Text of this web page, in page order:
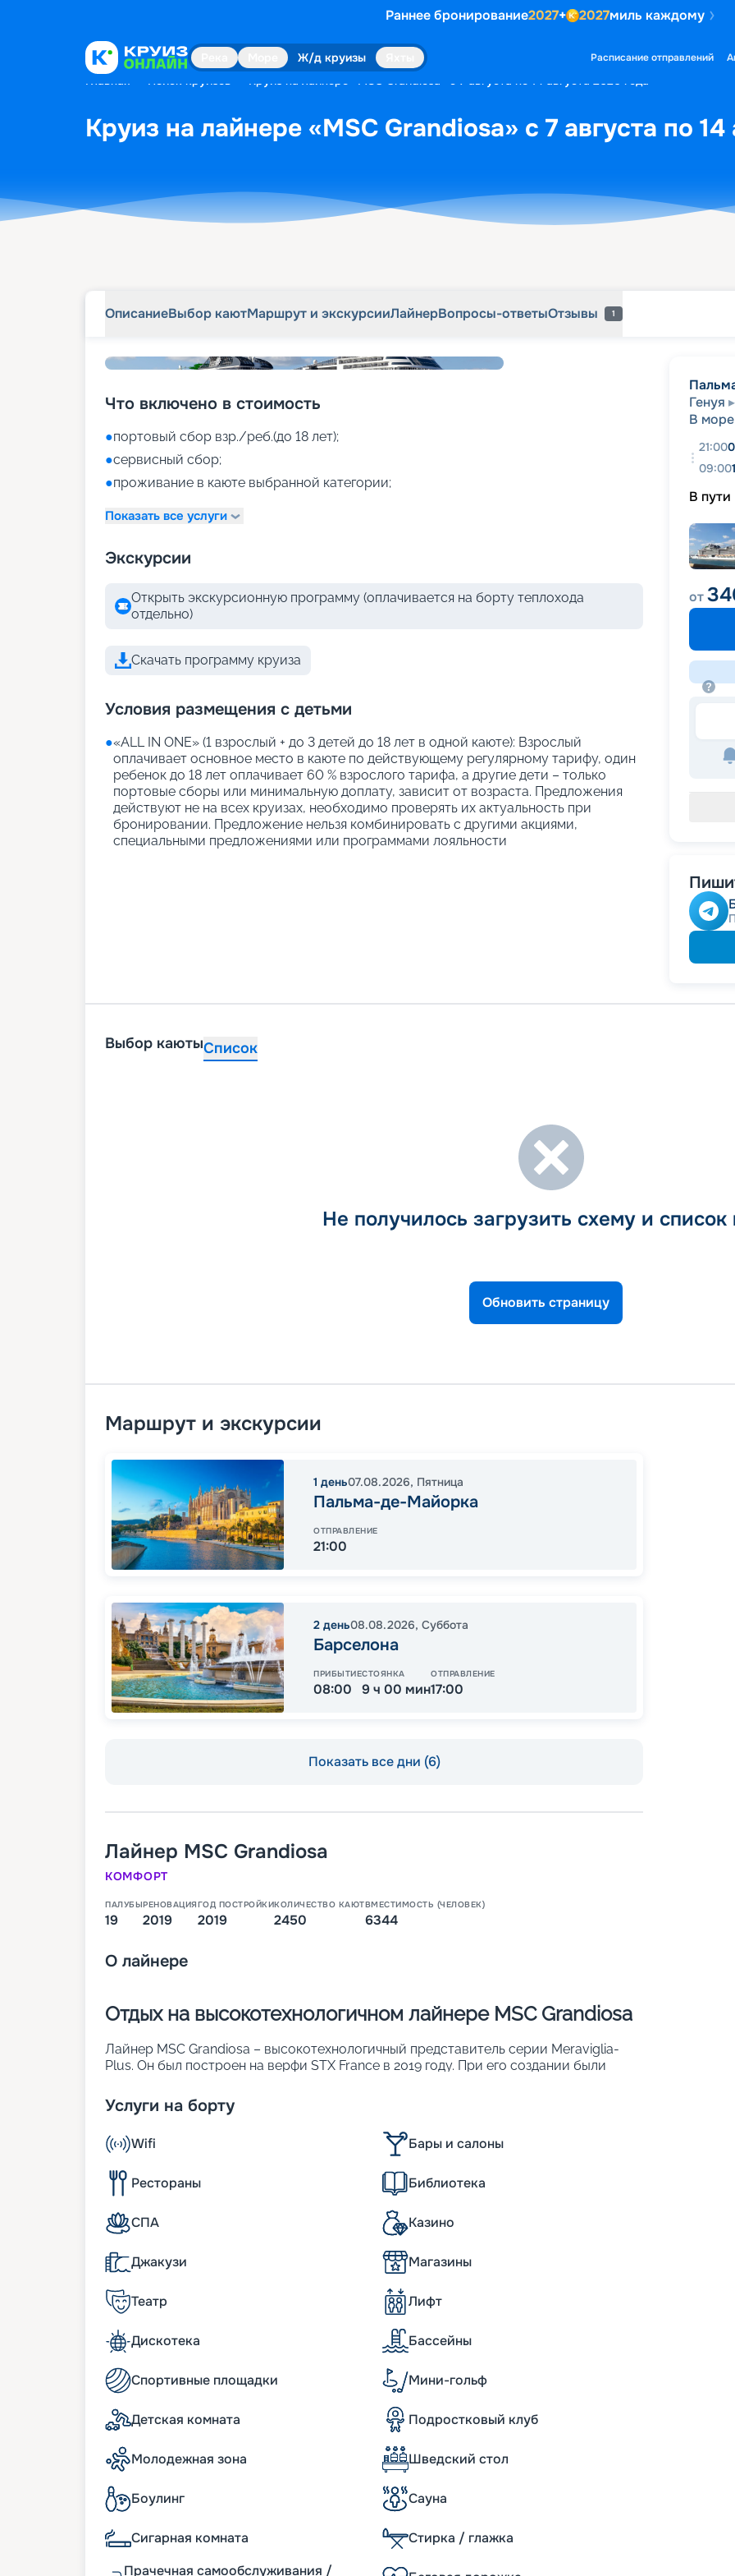
Раннее бронирование2027+ 2027миль каждому
Ж/д круизы Расписание отправлений
Главная Поиск круизов Круиз на лайнере «MSC Grandiosa» с 7 августа по 14 августа 2026 года
Круиз на лайнере «MSC Grandiosa» с 7 августа по 14
ОписаниеВыбор каютМаршрут и экскурсииЛайнерВопросы-ответыОтзывы 1
Что включено в стоимость
●портовый сбор взр./реб.(до 18 лет);
●сервисный сбор;
●проживание в каюте выбранной категории;
Показать все услуги
Экскурсии
Открыть экскурсионную программу (оплачивается на борту теплохода
отдельно)
Скачать программу круиза
Условия размещения с детьми
●«АLL IN ONE» (1 взрослый + до 3 детей до 18 лет в одной каюте): Взрослый
оплачивает основное место в каюте по действующему регулярному тарифу, один
ребенок до 18 лет оплачивает 60 % взрослого тарифа, а другие дети – только
портовые сборы или минимальную доплату, зависит от возраста. Предложения
действуют не на всех круизах, необходимо проверять их актуальность при
бронировании. Предложение нельзя комбинировать с другими акциями,
специальными предложениями или программами лояльности
Генуя
В море
21:00
09:00
В пути
от
Выбор каютыСписок
Не получилось загрузить схему и список
Обновить страницу
Маршрут и экскурсии
1 день07.08.2026, Пятница
Пальма-де-Майорка
ОТПРАВЛЕНИЕ
21:00
2 день08.08.2026, Суббота
Барселона
ПРИБЫТИЕ
08:00
СТОЯНКА
9 ч 00 мин
ОТПРАВЛЕНИЕ
17:00
Показать все дни (6)
Лайнер MSC Grandiosa
КОМФОРТ
ПАЛУБЫ
19
РЕНОВАЦИЯ
2019
ГОД ПОСТРОЙКИ
2019
КОЛИЧЕСТВО КАЮТ
2450
ВМЕСТИМОСТЬ (ЧЕЛОВЕК)
6344
О лайнере
Отдых на высокотехнологичном лайнере MSC Grandiosa
Лайнер MSC Grandiosa – высокотехнологичный представитель серии Meraviglia-
Plus. Он был построен на верфи STX France в 2019 году. При его создании были
двухпалубный променад, который накрыт светодиодным куполом. На нем
постоянно воспроизводятся цифровые изображения. Длина прогулочной зоны – 101
метр. Также применены технологии, повышающие показатели экологичности:
системы очистки выхлопных газов, рационального расходования топлива и др.
• ширина – 43 м;
• длина – 331 м;
• число палуб – 19;
• водоизмещение – около 182 тыс. т;
• скорость – 22,3 узла;
К услугам туристов
Еще одна впечатляющая технологическая новинка – сервис Zoe, которым оснащена
каждая из 2045 кают. Это цифровой интерактивный ассистент с голосовой
активацией на 7 языках (русский в этот перечень не входит, к сожалению). Работает
оснащены всем необходимым для комфортного отдыха – уютные интерьеры,
комфортабельная мебель, индивидуальные санузлы, кондиционер, мини-бар и
прочее.
Питание на лайнере MSC Grandiosa
трех основных ресторанах с заказным меню, а также предлагается шведский стол,
работающий 20 часов в сутки. За дополнительную плату можно посетить ресторан
здорового питания, азиатской кухни, американский стейк-хаус. Блюда
Услуги на борту
Wifi Бары и салоны
Рестораны Библиотека
СПА Казино
Джакузи Магазины
Театр Лифт
Дискотека Бассейны
Спортивные площадки Мини-гольф
Детская комната Подростковый клуб
Молодежная зона Шведский стол
Боулинг Сауна
Сигарная комната
Стирка / глажка
Прачечная самообслуживания /